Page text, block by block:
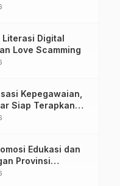
melalui
Digital
Love Scamming
Kepegawaian,
Siap Terapkan
Edukasi dan
Provinsi
Kolaborasi